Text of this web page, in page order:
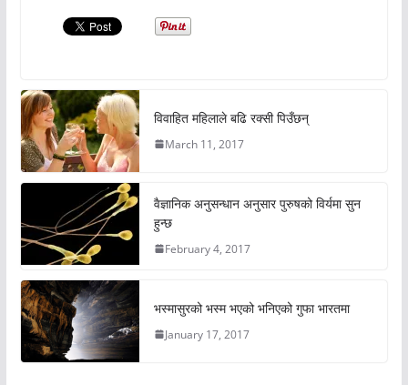
विवाहित महिलाले बढि रक्सी पिउँछन्
March 11, 2017
वैज्ञानिक अनुसन्धान अनुसार पुरुषको विर्यमा सुन
हुन्छ
February 4, 2017
भस्मासुरको भस्म भएको भनिएको गुफा भारतमा
January 17, 2017